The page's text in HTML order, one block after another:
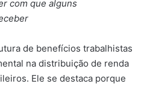
com que alguns
de benefícios trabalhistas
na distribuição de renda
Ele se destaca porque